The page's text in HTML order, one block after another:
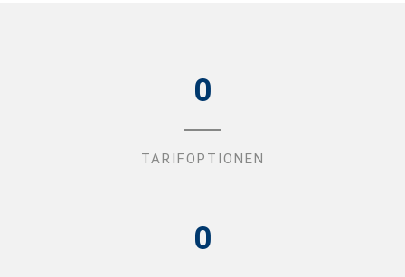
0
TARIFOPTIONEN
0